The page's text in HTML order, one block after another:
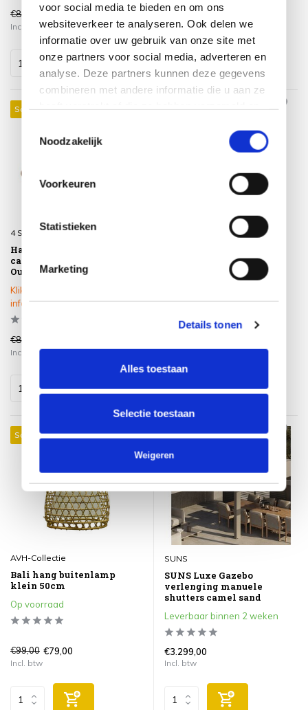
voor social media te bieden en om ons
websiteverkeer te analyseren. Ook delen we
informatie over uw gebruik van onze site met
onze partners voor social media, adverteren en
analyse. Deze partners kunnen deze gegevens
combineren met andere informatie die u aan ze
Noodzakelijk
Voorkeuren
Statistieken
Marketing
Details tonen
Alles toestaan
Selectie toestaan
Weigeren
€89,00 €25,00
Incl. btw
€199,00 €99,00
Incl. btw
Sale 16%
4 Seasons Outdoor
Handdoek 180x100 cm
caramel/sand 4 Seasons
Outdoor
Klik op het product voor meer
informatie
€89,00
Incl. btw
Sale 11%
houtsnijwerk mahonie
black 180x90x6 cm
Incl. btw
Sale 20%
AVH-Collectie
Bali hang buitenlamp
klein 50cm
Op voorraad
€99,00 €79,00
Incl. btw
SUNS
SUNS Luxe Gazebo
verlenging manuele
shutters camel sand
Leverbaar binnen 2 weken
€3.299,00
Incl. btw